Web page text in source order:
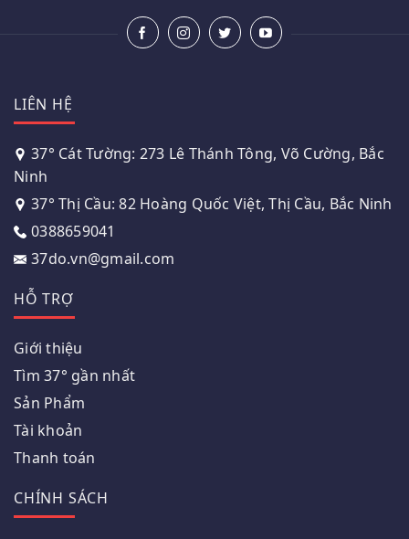
LIÊN HỆ
37° Cát Tường: 273 Lê Thánh Tông, Võ Cường, Bắc
Ninh
37° Thị Cầu: 82 Hoàng Quốc Việt, Thị Cầu, Bắc Ninh
0388659041
37do.vn@gmail.com
HỖ TRỢ
Giới thiệu
Tìm 37° gần nhất
Sản Phẩm
Tài khoản
Thanh toán
CHÍNH SÁCH